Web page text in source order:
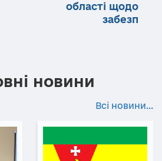
області щодо
забезп
новини
Всі новини...